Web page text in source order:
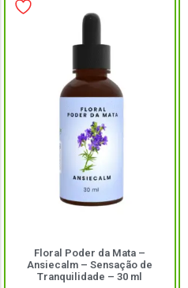
Floral Poder da Mata –
Ansiecalm – Sensação de
Tranquilidade – 30 ml